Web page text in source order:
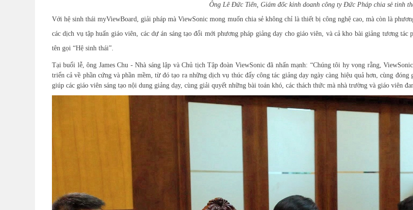
Ông Lê Đức Tiến, Giám đốc kinh doanh công ty Đức Pháp chia sẻ tinh
Vớihệ sinh thái myViewBoard, giải pháp mà ViewSonic mong muốn chia sẻ không chỉ là thiết bị công nghệ cao, mà còn là
các dịch vụ tập huấn giáo viên, các dự án sáng tạo đổi mới phương pháp giảng dạy cho giáo viên, và cả kho bài giảng tương
tên gọi “Hệ sinh thái”.
Tại buổi lễ, ông James Chu - Nhà sáng lập và Chủ tịch Tập đoàn ViewSonic đã nhấn mạnh: “Chúng tôi hy vọng rằng,
triển cả về phần cứng và phần mềm, từ đó tạo ra những dịch vụ thúc đẩy công tác giảng dạy ngày càng hiệu quả hơn, cùng
giúp các giáo viên sáng tạo nội dung giảng dạy, cùng giải quyết những bài toán khó, các thách thức mà nhà trường và giáo viên